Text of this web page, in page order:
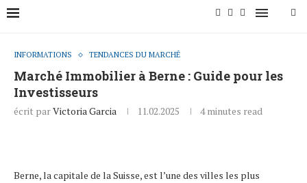
INFORMATIONS TENDANCES DU MARCHÉ
Marché Immobilier à Berne : Guide pour les
Investisseurs
écrit parVictoria Garcia 11.02.2025 4 minutes read
Berne, la capitale de la Suisse, est l’une des villes les plus